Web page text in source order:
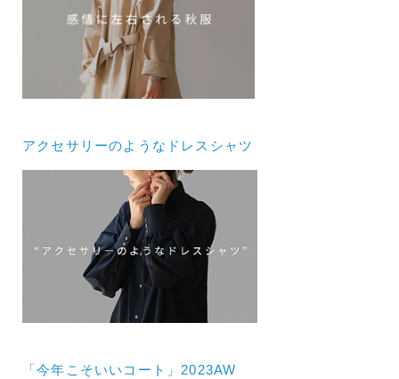
アクセサリーのようなドレスシャツ
「今年こそいいコート」2023AW